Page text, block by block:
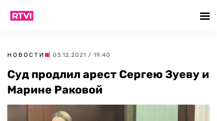
НОВОСТИ | 03.12.2021 / 19:40
Суд продлил арест Сергею Зуеву и
Марине Раковой